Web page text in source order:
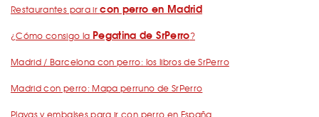
Restaurantes para ircon perro en Madrid
¿Cómo consigo la Pegatina de SrPerro?
Madrid / Barcelona con perro: los libros de SrPerro
Madrid con perro: Mapa perruno de SrPerro